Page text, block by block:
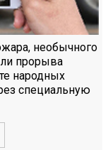
необычного
прорыва
народных
специальную